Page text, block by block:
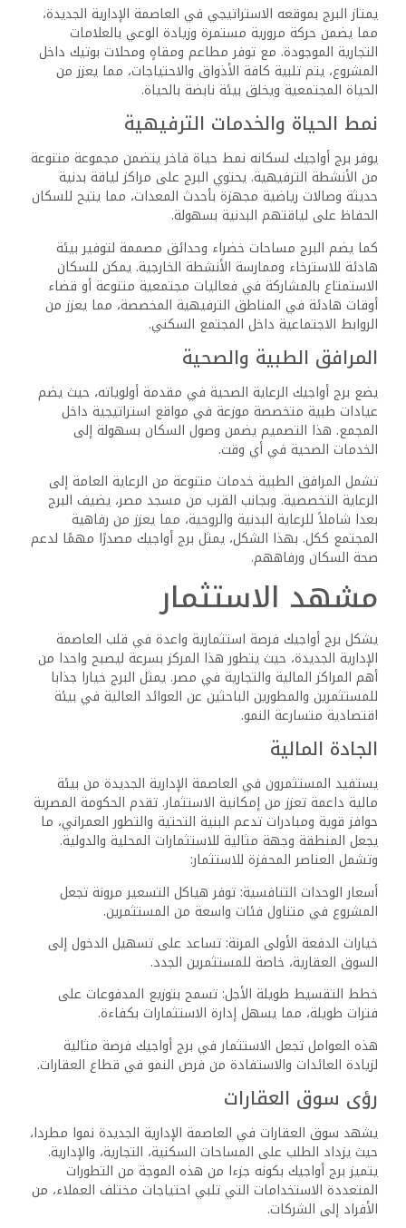
يمتاز البرج بموقعه الاستراتيجي في العاصمة الإدارية الجديدة،
مما يضمن حركة مرورية مستمرة وزيادة الوعي بالعلامات
التجارية الموجودة. مع توفر مطاعم ومقاهٍ ومحلات بوتيك داخل
المشروع، يتم تلبية كافة الأذواق والاحتياجات، مما يعزز من
الحياة المجتمعية ويخلق بيئة نابضة بالحياة.
نمط الحياة والخدمات الترفيهية
يوفر برج أواجيك لسكانه نمط حياة فاخر يتضمن مجموعة متنوعة
من الأنشطة الترفيهية. يحتوي البرج على مراكز لياقة بدنية
حديثة وصالات رياضية مجهزة بأحدث المعدات، مما يتيح للسكان
الحفاظ على لياقتهم البدنية بسهولة.
كما يضم البرج مساحات خضراء وحدائق مصممة لتوفير بيئة
هادئة للاسترخاء وممارسة الأنشطة الخارجية. يمكن للسكان
الاستمتاع بالمشاركة في فعاليات مجتمعية متنوعة أو قضاء
أوقات هادئة في المناطق الترفيهية المخصصة، مما يعزز من
الروابط الاجتماعية داخل المجتمع السكني.
المرافق الطبية والصحية
يضع برج أواجيك الرعاية الصحية في مقدمة أولوياته، حيث يضم
عيادات طبية متخصصة موزعة في مواقع استراتيجية داخل
المجمع. هذا التصميم يضمن وصول السكان بسهولة إلى
الخدمات الصحية في أي وقت.
تشمل المرافق الطبية خدمات متنوعة من الرعاية العامة إلى
الرعاية التخصصية. وبجانب القرب من مسجد مصر، يضيف البرج
بعدا شاملاً للرعاية البدنية والروحية، مما يعزز من رفاهية
المجتمع ككل. بهذا الشكل، يمثل برج أواجيك مصدرًا مهمًا لدعم
صحة السكان ورفاههم.
مشهد الاستثمار
يشكل برج أواجيك فرصة استثمارية واعدة في قلب العاصمة
الإدارية الجديدة، حيث يتطور هذا المركز بسرعة ليصبح واحدا من
أهم المراكز المالية والتجارية في مصر. يمثل البرج خيارا جذابا
للمستثمرين والمطورين الباحثين عن العوائد العالية في بيئة
اقتصادية متسارعة النمو.
الجادة المالية
يستفيد المستثمرون في العاصمة الإدارية الجديدة من بيئة
مالية داعمة تعزز من إمكانية الاستثمار. تقدم الحكومة المصرية
حوافز قوية ومبادرات تدعم البنية التحتية والتطور العمراني، ما
يجعل المنطقة وجهة مثالية للاستثمارات المحلية والدولية.
وتشمل العناصر المحفزة للاستثمار:
أسعار الوحدات التنافسية: توفر هياكل التسعير مرونة تجعل
المشروع في متناول فئات واسعة من المستثمرين.
خيارات الدفعة الأولى المرنة: تساعد على تسهيل الدخول إلى
السوق العقارية، خاصة للمستثمرين الجدد.
خطط التقسيط طويلة الأجل: تسمح بتوزيع المدفوعات على
فترات طويلة، مما يسهل إدارة الاستثمارات بكفاءة.
هذه العوامل تجعل الاستثمار في برج أواجيك فرصة مثالية
لزيادة العائدات والاستفادة من فرص النمو في قطاع العقارات.
رؤى سوق العقارات
يشهد سوق العقارات في العاصمة الإدارية الجديدة نموا مطردا،
حيث يزداد الطلب على المساحات السكنية، التجارية، والإدارية.
يتميز برج أواجيك بكونه جزءا من هذه الموجة من التطورات
المتعددة الاستخدامات التي تلبي احتياجات مختلف العملاء، من
الأفراد إلى الشركات.